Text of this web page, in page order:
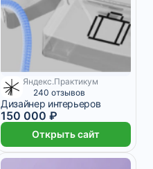
6 123 ₽/мес
Яндекс.Практикум
240 отзывов
Дизайнер интерьеров
150 000 ₽
Открыть сайт